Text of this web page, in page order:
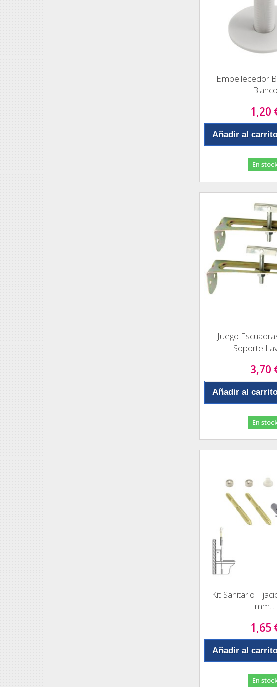
Embellecedor
Blanco
1,20
Añadir al
En
Juego
Soporte
3,70
Añadir al
En
Kit Sanitario
mm....
1,65
Añadir al
En